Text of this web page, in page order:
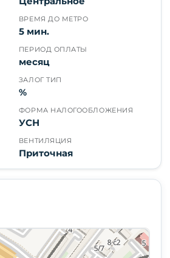
ВРЕМЯ ДО МЕТРО
5 мин.
ПЕРИОД ОПЛАТЫ
месяц
ЗАЛОГ ТИП
%
ФОРМА НАЛОГООБЛОЖЕНИЯ
УСН
ВЕНТИЛЯЦИЯ
Приточная